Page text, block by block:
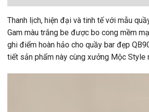
Thanh lịch, hiện đại và tinh tế với mẫu
Gam màu trắng be được bo cong mềm
ghi điểm hoàn hảo cho quầy bar đẹp
tiết sản phẩm này cùng xưởng Mộc Style